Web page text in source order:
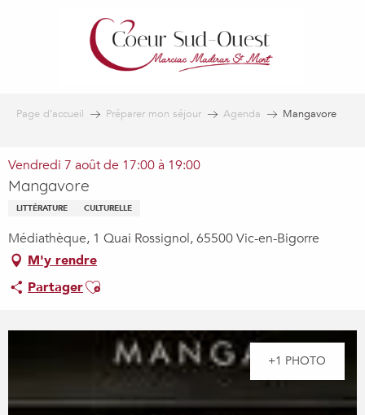
Page d’accueil Préparer mon séjour Agenda Mangavore
Vendredi 7 août de 17:00 à 19:00
Mangavore
LITTÉRATURE CULTURELLE
Médiathèque, 1 Quai Rossignol, 65500 Vic-en-Bigorre
M'y rendre
PartagerAjouter aux favoris
+1 PHOTO